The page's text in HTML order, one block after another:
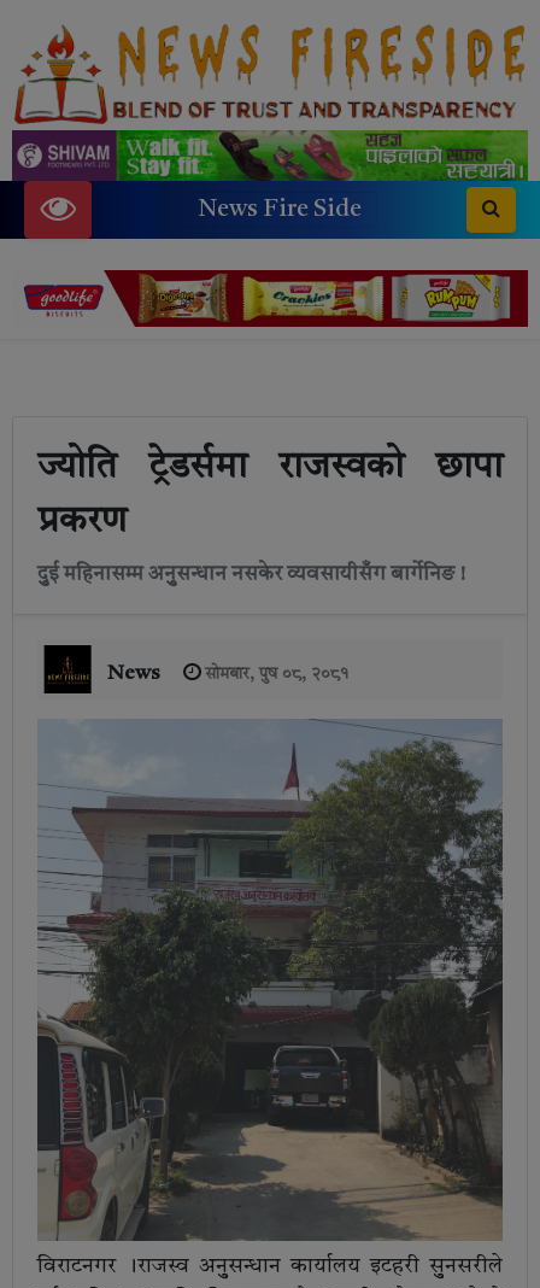
News Fire Side
ज्योति ट्रेडर्समा राजस्वको छापा
प्रकरण
दुुई महिनासम्म अनुुसन्धान नसकेर व्यवसायीसँग बार्गेनिङ !
News सोमबार, पुष ०८, २०८१
विराटनगर ।राजस्व अनुुसन्धान कार्यालय इटहरी सुुनसरीले